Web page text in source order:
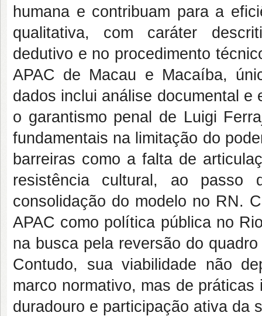
humana e contribuam para a
qualitativa, com caráter
dedutivo e no procedimento
APAC de Macau e Macaíba,
dados inclui análise documental
o garantismo penal de Luigi
fundamentais na limitação do
barreiras como a falta de
resistência cultural, ao passo
consolidação do modelo no RN.
APAC como política pública no
na busca pela reversão do
Contudo, sua viabilidade não
marco normativo, mas de
duradouro e participação ativa da